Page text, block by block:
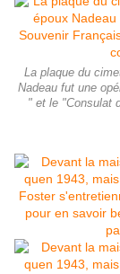
La plaque du
Nadeau fut une
" et le "Consulat